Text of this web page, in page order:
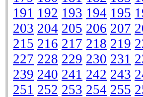
191 192 193 194 195
203 204 205 206 207
215 216 217 218 219
227 228 229 230 231
239 240 241 242 243
251 252 253 254 255